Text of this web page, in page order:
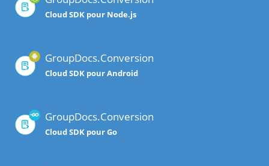
Cloud SDK pour Node.js
GroupDocs.Conversion
Cloud SDK pour Android
GroupDocs.Conversion
Cloud SDK pour Go